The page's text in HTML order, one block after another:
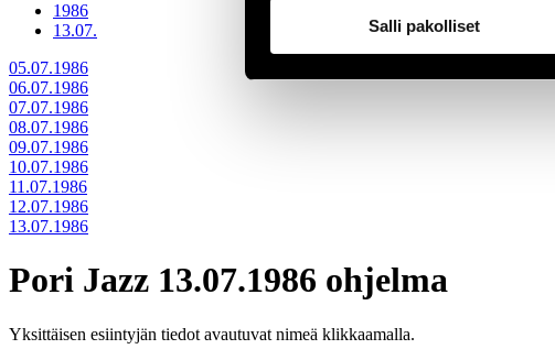
Salli pakolliset
1986
13.07.
05.07.1986
06.07.1986
07.07.1986
08.07.1986
09.07.1986
10.07.1986
11.07.1986
12.07.1986
13.07.1986
Pori Jazz 13.07.1986 ohjelma
Yksittäisen esiintyjän tiedot avautuvat nimeä klikkaamalla.